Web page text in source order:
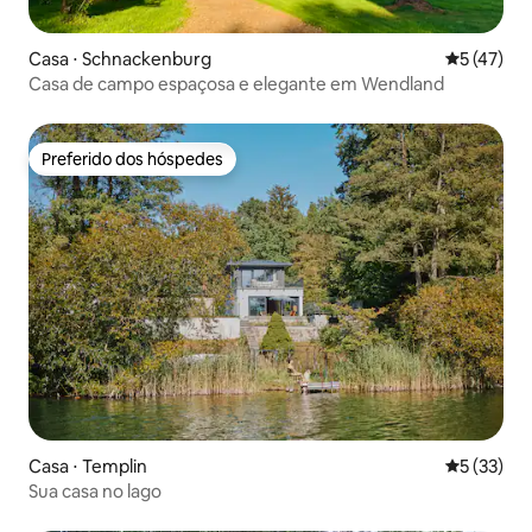
Casa ⋅ Schnackenburg 5 de uma
5 (47)
Casa de campo espaçosa e elegante em Wendland
Preferido dos hóspedes
Preferido dos hóspedes
Casa ⋅ Templin 5 de uma
5 (33)
Sua casa no lago